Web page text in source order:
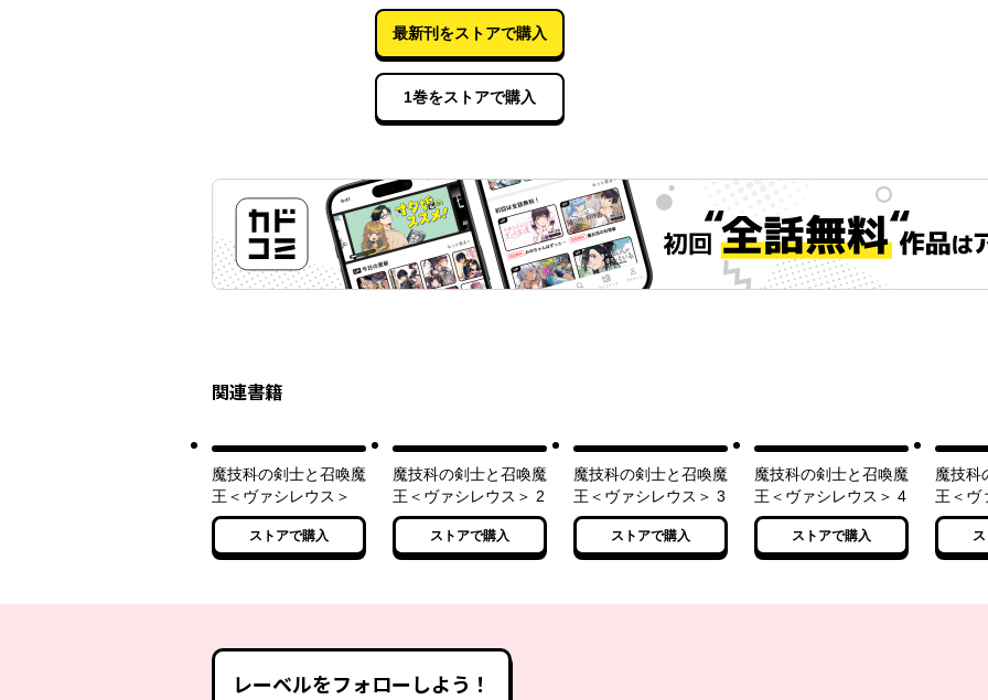
最新刊をストアで購入
1巻をストアで購入
関連書籍
魔技科の剣士と召喚魔
王＜ヴァシレウス＞
ストアで購入
魔技科の剣士と召喚魔
王＜ヴァシレウス＞ 2
ストアで購入
魔技科の剣士と召喚魔
王＜ヴァシレウス＞ 3
ストアで購入
魔技科の剣士と召喚魔
王＜ヴァシレウス＞ 4
ストアで購入
魔技科
王＜ヴ
レーベルをフォローしよう！